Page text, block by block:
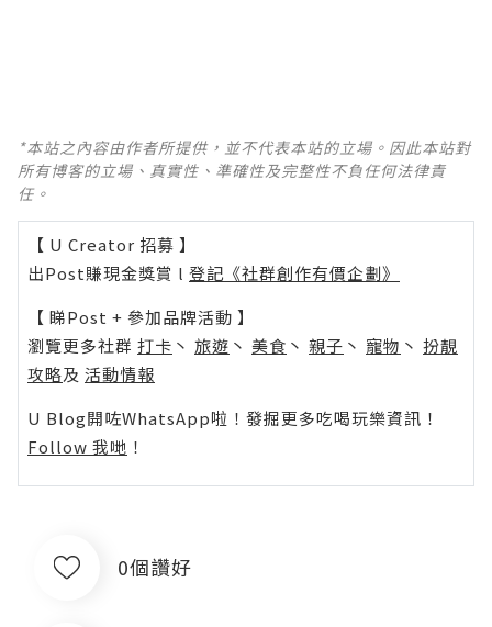
*本站之內容由作者所提供，並不代表本站的立場。因此本站對
所有博客的立場、真實性、準確性及完整性不負任何法律責
任。
【 U Creator 招募 】
出Post賺現金獎賞 l 登記《社群創作有價企劃》
【 睇Post + 參加品牌活動 】
瀏覽更多社群 打卡 丶 旅遊 丶 美食 丶 親子 丶 寵物 丶 扮靚
攻略及 活動情報
U Blog開咗WhatsApp啦！發掘更多吃喝玩樂資訊！
Follow 我哋 ！
0個讚好